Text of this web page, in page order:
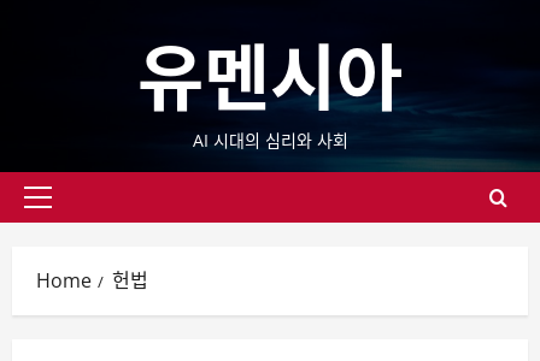
유멘시아
AI 시대의 심리와 사회
Primary
Home 헌법